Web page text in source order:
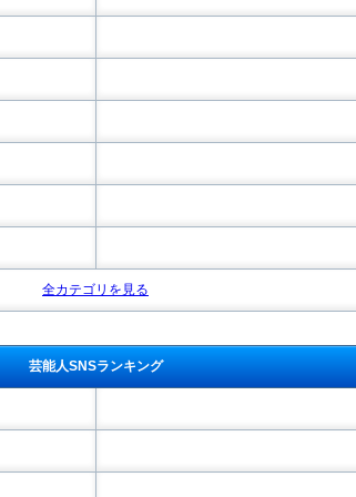
全カテゴリを見る
芸能人SNSランキング